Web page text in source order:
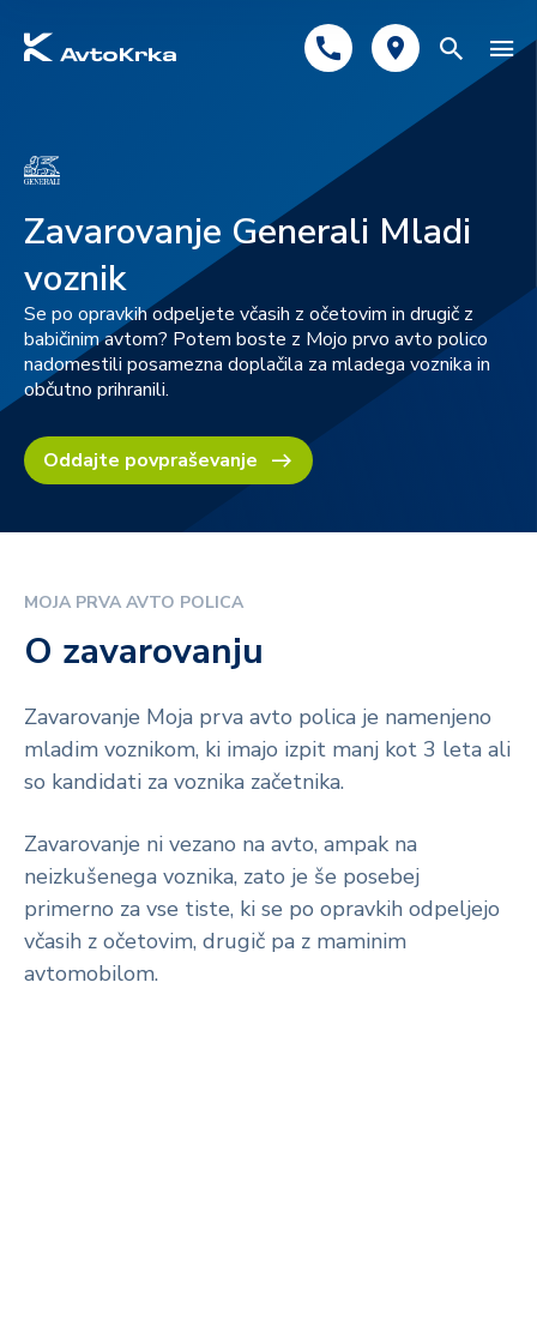
Tehnični pregled
Registracija
Zavarovanje Generali Mladi
voznik
Se po opravkih odpeljete včasih z očetovim in drugič z
babičinim avtom? Potem boste z Mojo prvo avto polico
nadomestili posamezna doplačila za mladega voznika in
občutno prihranili.
Oddajte povpraševanje
MOJA PRVA AVTO POLICA
O zavarovanju
Zavarovanje Moja prva avto polica je namenjeno
mladim voznikom, ki imajo izpit manj kot 3 leta ali
so kandidati za voznika začetnika.
Zavarovanje ni vezano na avto, ampak na
neizkušenega voznika, zato je še posebej
primerno za vse tiste, ki se po opravkih odpeljejo
včasih z očetovim, drugič pa z maminim
avtomobilom.